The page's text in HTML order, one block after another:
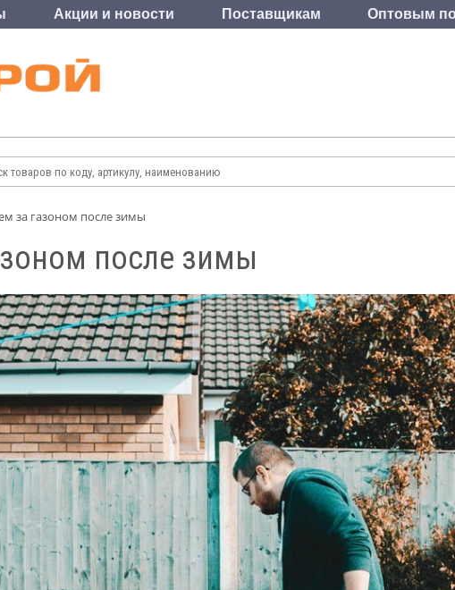
Акции и новости Поставщикам Оптовым
за газоном после зимы
после зимы